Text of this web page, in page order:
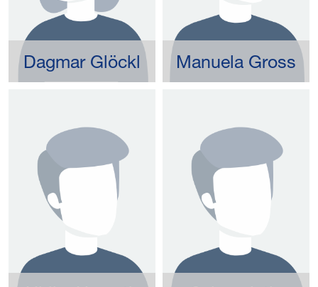
Dagmar Glöckl Manuela Gross